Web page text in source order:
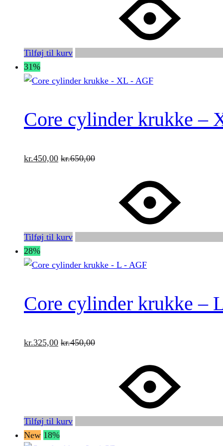
Tilføj til kurv
31%
Core cylinder krukke –
kr.450,00 kr.650,00
Tilføj til kurv
28%
Core cylinder krukke –
kr.325,00 kr.450,00
Tilføj til kurv
New 18%